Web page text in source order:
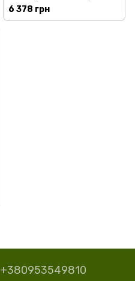
6 378 грн
+380953549810